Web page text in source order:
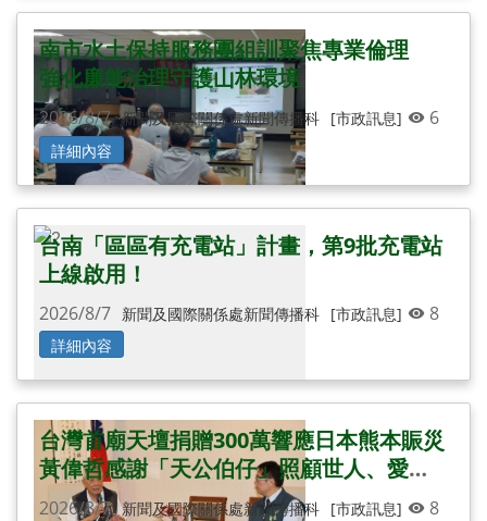
南市水土保持服務團組訓聚焦專業倫理
強化廉能治理守護山林環境
2026/8/7 新聞及國際關係處新聞傳播科 [市政訊息] 6
詳細內容
台南「區區有充電站」計畫，第9批充電站
上線啟用！
2026/8/7 新聞及國際關係處新聞傳播科 [市政訊息] 8
詳細內容
台灣首廟天壇捐贈300萬響應日本熊本賑災
黃偉哲感謝「天公伯仔」照顧世人、愛心
無遠弗屆
2026/8/7 新聞及國際關係處新聞傳播科 [市政訊息] 8